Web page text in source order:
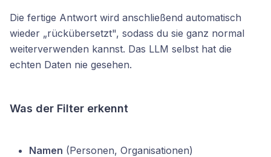
Die fertige Antwort wird anschließend automatisch
wieder „rückübersetzt", sodass du sie ganz normal
weiterverwenden kannst. Das LLM selbst hat die
echten Daten nie gesehen.
Was der Filter erkennt
Namen (Personen, Organisationen)